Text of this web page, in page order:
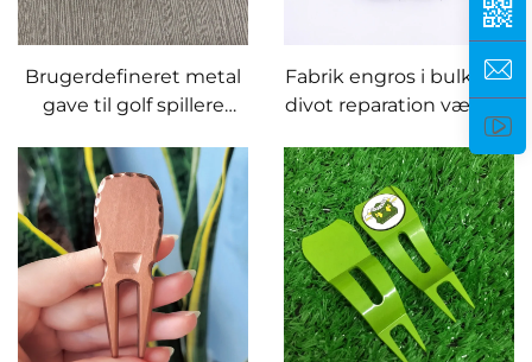
Brugerdefineret metal
gave til golf spillere
pitchgaffel mark
reparation værktøj golf
divot værktøj med navn
gravure
Fabrik engros i bulk golf
divot reparation værktøj
reparation værktøj med
brugerdefineret logo
bold markør